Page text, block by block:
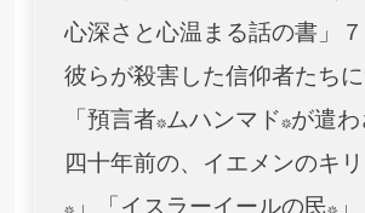
心深さと心温まる話の書」７
彼らが殺害した信仰者たちに
「預言者*ムハンマド*が遣
四十年前の、イエメンのキ